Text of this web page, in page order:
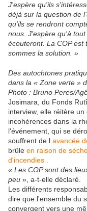
J'espère qu'ils
déjà sur la question de
qu'ils se rendront
nous. J'espère qu'à
écouteront. La COP est
sommes la solution. »
Des autochtones
dans la « Zone verte »
Photo : Bruno Peres/
Josimara, du Fonds Rutî,
interview, elle réitère
incohérences dans la
l'événement, qui se
souffrent de l avancée
brûle en raison de
d'incendies .
« Les COP sont des
peu », a-t-elle déclaré.
Les différents
dire que l'ensemble du
convergent vers une